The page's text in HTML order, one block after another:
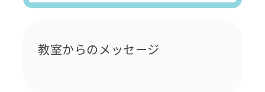
教室からのメッセージ